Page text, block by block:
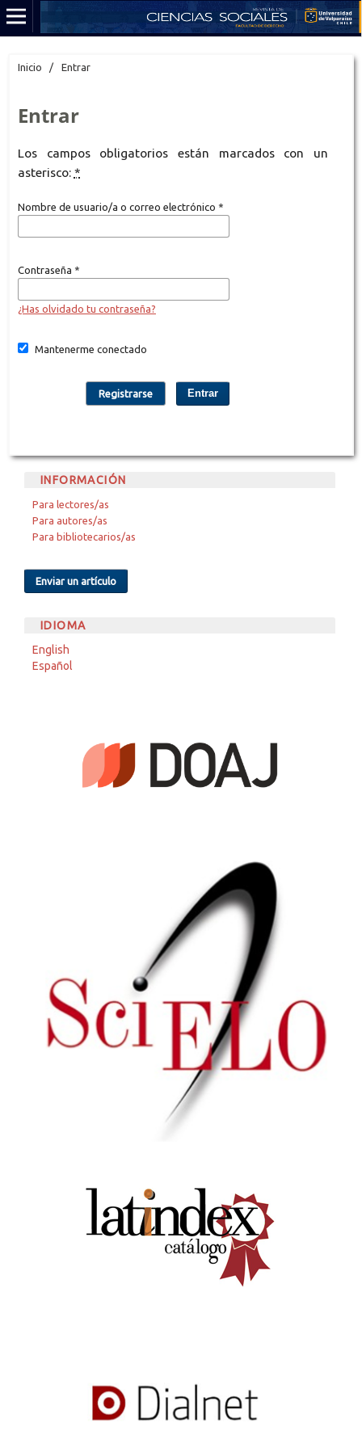
Inicio / Entrar
Entrar
Los campos obligatorios están marcados con un
asterisco: *
Nombre de usuario/a o correo electrónico *
Contraseña *
¿Has olvidado tu contraseña?
Mantenerme conectado
Entrar
Registrarse
INFORMACIÓN
Para lectores/as
Para autores/as
Para bibliotecarios/as
Enviar un artículo
IDIOMA
English
Español